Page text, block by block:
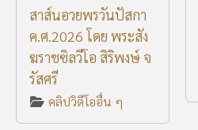
สาส์นอวยพรวันปัสกา
ค.ศ.2026 โดย พระสัง
ฆราชซิลวีโอ สิริพงษ์ จ
รัสศรี
คลิปวิดีโออื่น ๆ